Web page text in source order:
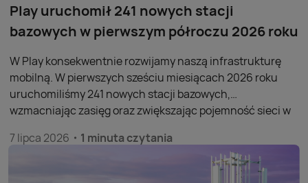
Play uruchomił 241 nowych stacji
bazowych w pierwszym półroczu 2026 roku
W Play konsekwentnie rozwijamy naszą infrastrukturę
mobilną. W pierwszych sześciu miesiącach 2026 roku
uruchomiliśmy 241 nowych stacji bazowych,
wzmacniając zasięg oraz zwiększając pojemność sieci w
czerwca br działało już 13 416 obiektów.
7 lipca 2026 1 minuta czytania